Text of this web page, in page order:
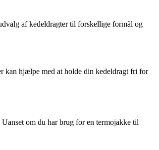
af kedeldragter til forskellige formål og
kan hjælpe med at holde din kedeldragt fri for
om du har brug for en termojakke til